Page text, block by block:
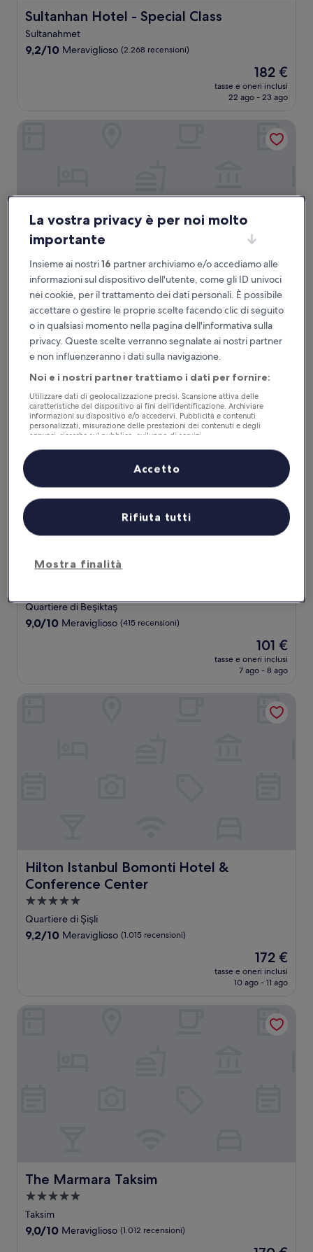
Sultanhan Hotel - Special Class
Sultanhan Hotel - Special Class
Sultanahmet
9.2
9,2/10 Meraviglioso (2.268 recensioni)
Il
prezzo
attuale
182 €
182 €
tasse e oneri inclusi
22 ago - 23 ago
The Ritz-Carlton, Istanbul
The Ritz-Carlton, Istanbul
Struttura
a
5.0
stelle
Taksim
9.4
su
Eccezionale,
(1.084
recensioni)
9,4/10 Eccezionale (1.084 recensioni)
prezzo
è
264 €
tasse e oneri inclusi
9 ago - 10 ago
Quartiere di Beşiktaş
9.0
9,0/10 Meraviglioso (415 recensioni)
Il
prezzo
attuale
101 €
101 €
tasse e oneri inclusi
7 ago - 8 ago
Çırağan Hotel Bosphorus
Hilton Istanbul Bomonti Hotel &
Conference Center
Hilton Istanbul Bomonti Hotel & Conference Center
Struttura
a
5.0
Quartiere di Şişli
9.2
9,2/10 Meraviglioso (1.015 recensioni)
Il
prezzo
attuale
172 €
172 €
tasse e oneri inclusi
10 ago - 11 ago
Hilton Istanbul Bomonti Hotel & Conference Center
The Marmara Taksim
The Marmara Taksim
Struttura
a
5.0
Taksim
9.0
9,0/10 Meraviglioso (1.012 recensioni)
La vostra privacy è per noi molto
importante
Insieme ai nostri16 partner archiviamo e/o accediamo alle
informazioni sul dispositivo dell'utente, come gli ID univoci
nei cookie, per il trattamento dei dati personali. È possibile
accettare o gestire le proprie scelte facendo clic di seguito
o in qualsiasi momento nella pagina dell'informativa sulla
privacy. Queste scelte verranno segnalate ai nostri partner
e non influenzeranno i dati sulla navigazione.
Noi e i nostri partner trattiamo i dati per fornire:
Utilizzare dati di geolocalizzazione precisi. Scansione attiva delle
caratteristiche del dispositivo ai fini dell’identificazione. Archiviare
informazioni su dispositivo e/o accedervi. Pubblicità e contenuti
personalizzati, misurazione delle prestazioni dei contenuti e degli
annunci, ricerche sul pubblico, sviluppo di servizi.
Elenco dei partner (fornitori)
Mostra finalità
Rifiuta tutti
Accetto